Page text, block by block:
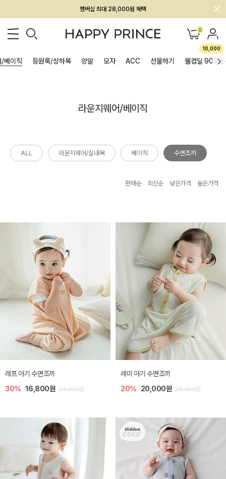
멤버십 최대 28,000원 혜택
0
10,000
/베이직 등원룩/상하복 양말 모자 ACC 선물하기 웰컴딜 900원
라운지웨어/베이직
ALL 라운지웨어/실내복 베이직 수면조끼
판매순 최신순 낮은가격 높은가격
레프 아기 수면조끼
30% 16,800원 24,000원
레미 아기 수면조끼
20% 20,000원 25,000원